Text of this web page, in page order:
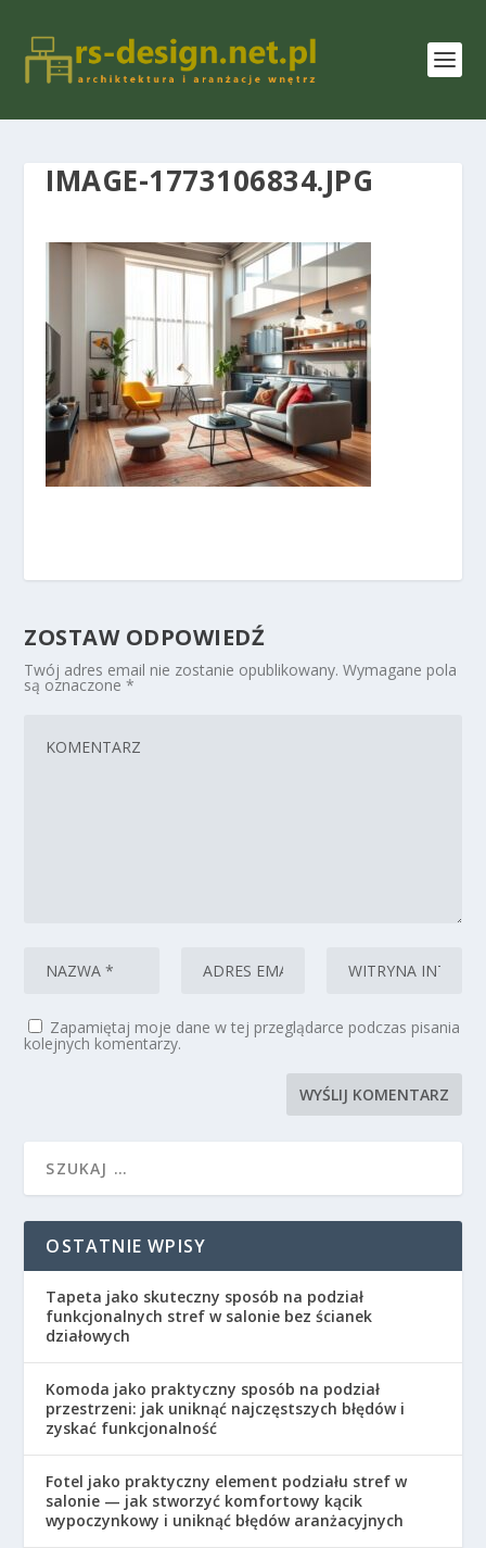
IMAGE-1773106834.JPG
ZOSTAW ODPOWIEDŹ
Twój adres email nie zostanie opublikowany. Wymagane pola
są oznaczone*
Zapamiętaj moje dane w tej przeglądarce podczas pisania
kolejnych komentarzy.
OSTATNIE WPISY
Tapeta jako skuteczny sposób na podział
funkcjonalnych stref w salonie bez ścianek
działowych
Komoda jako praktyczny sposób na podział
przestrzeni: jak uniknąć najczęstszych błędów i
zyskać funkcjonalność
Fotel jako praktyczny element podziału stref w
salonie — jak stworzyć komfortowy kącik
wypoczynkowy i uniknąć błędów aranżacyjnych